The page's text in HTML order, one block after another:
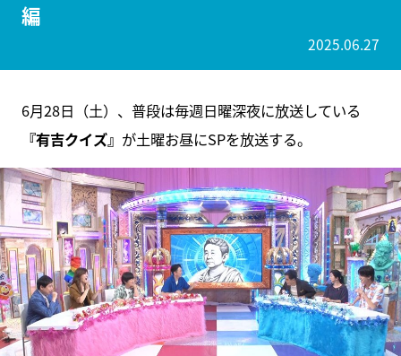
編
2025.06.27
6月28日（土）、普段は毎週日曜深夜に放送している
『有吉クイズ』 が土曜お昼にSPを放送する。